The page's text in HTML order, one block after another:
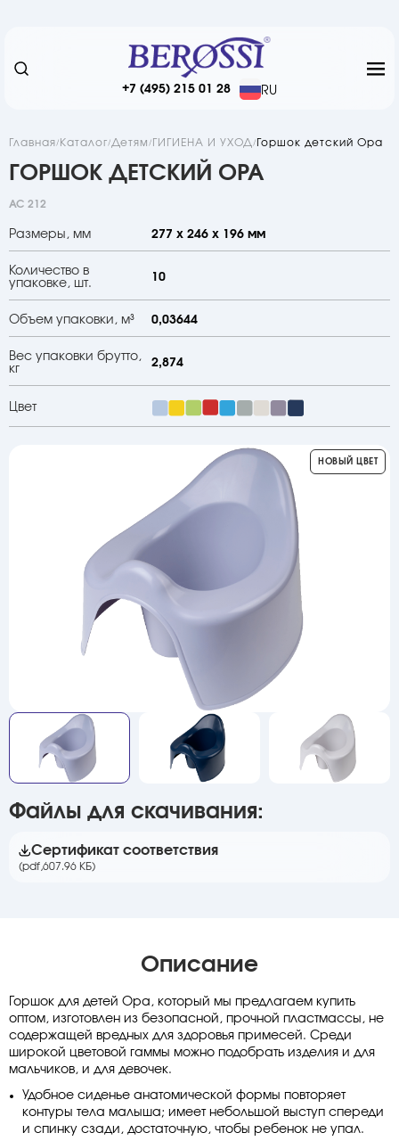
+7 (495) 215 01 28 RU
Главная Каталог Детям ГИГИЕНА И УХОД Горшок детский Opa
ГОРШОК ДЕТСКИЙ OPA
АС 212
Размеры, мм 277 х 246 х 196 мм
Количество в
упаковке, шт.
10
Объем упаковки, м³ 0,03644
Вес упаковки брутто,
кг
2,874
Цвет
НОВЫЙ ЦВЕТ
Файлы для скачивания:
Сертификат соответствия
(pdf,607.96 КБ)
Описание
Горшок для детей Opa, который мы предлагаем купить
оптом, изготовлен из безопасной, прочной пластмассы, не
содержащей вредных для здоровья примесей. Среди
широкой цветовой гаммы можно подобрать изделия и для
мальчиков, и для девочек.
Удобное сиденье анатомической формы повторяет
контуры тела малыша; имеет небольшой выступ спереди
и спинку сзади, достаточную, чтобы ребенок не упал.